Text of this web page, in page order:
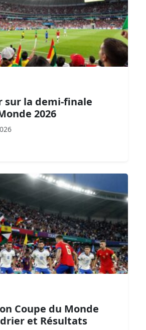
sur la demi-finale
2026
Coupe du Monde
et Résultats